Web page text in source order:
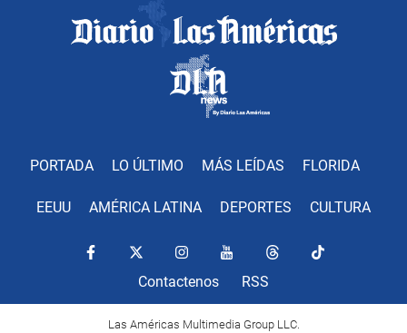
PORTADA LO ÚLTIMO MÁS LEÍDAS FLORIDA
EEUU AMÉRICA LATINA DEPORTES CULTURA
Contactenos RSS
Las Américas Multimedia Group LLC.